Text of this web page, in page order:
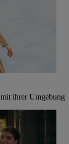
ihrer Umgebung